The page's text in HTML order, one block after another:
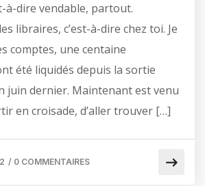
à-dire vendable, partout.
libraires, c’est-à-dire chez toi. Je
comptes, une centaine
été liquidés depuis la sortie
juin dernier. Maintenant est venu
en croisade, d’aller trouver […]
/ 0 COMMENTAIRES